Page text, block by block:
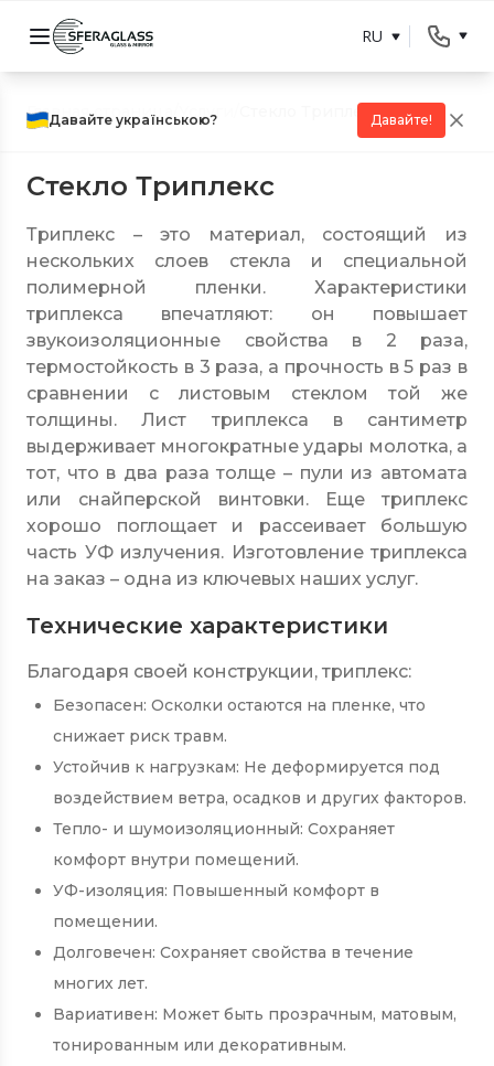
RU
Главная страница Услуги Стекло Триплекс
Стекло Триплекс
Триплекс – это материал, состоящий из
нескольких слоев стекла и специальной
полимерной пленки. Характеристики
триплекса впечатляют: он повышает
звукоизоляционные свойства в 2 раза,
термостойкость в 3 раза, а прочность в 5 раз в
сравнении с листовым стеклом той же
толщины. Лист триплекса в сантиметр
выдерживает многократные удары молотка, а
тот, что в два раза толще – пули из автомата
или снайперской винтовки. Еще триплекс
хорошо поглощает и рассеивает большую
часть УФ излучения. Изготовление триплекса
на заказ – одна из ключевых наших услуг.
Технические характеристики
Благодаря своей конструкции, триплекс:
Безопасен: Осколки остаются на пленке, что
снижает риск травм.
Устойчив к нагрузкам: Не деформируется под
воздействием ветра, осадков и других факторов.
Тепло- и шумоизоляционный: Сохраняет
комфорт внутри помещений.
УФ-изоляция: Повышенный комфорт в
помещении.
Долговечен: Сохраняет свойства в течение
многих лет.
Вариативен: Может быть прозрачным, матовым,
тонированным или декоративным.
Давайте українською? Давайте!